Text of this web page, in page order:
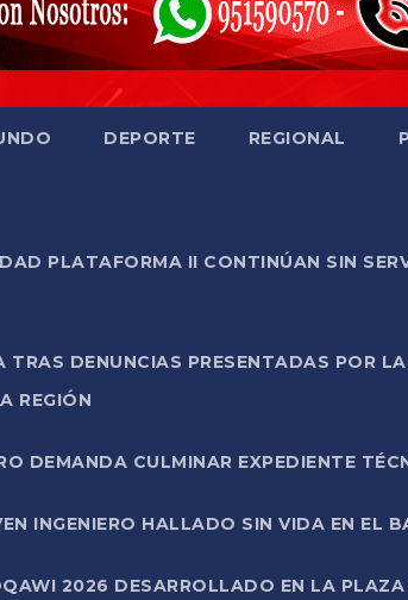
DEPORTE REGIONAL
PLATAFORMA II CONTINÚAN SIN
TRAS DENUNCIAS PRESENTADAS POR
REGIÓN
DEMANDA CULMINAR EXPEDIENTE
INGENIERO HALLADO SIN VIDA EN EL
2026 DESARROLLADO EN LA